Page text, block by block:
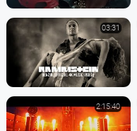
03:31
2:15:40